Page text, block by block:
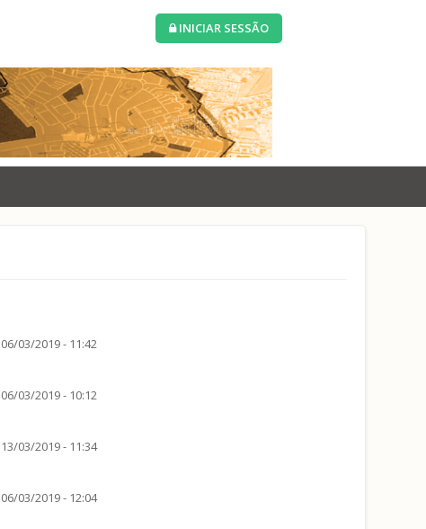
INICIAR SESSÃO
06/03/2019 - 11:42
06/03/2019 - 10:12
13/03/2019 - 11:34
06/03/2019 - 12:04